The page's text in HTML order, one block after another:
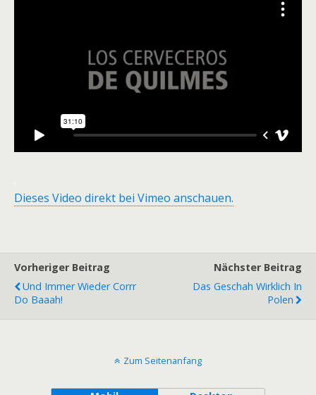
Dieses Video direkt bei Vimeo anschauen.
Vorheriger Beitrag
Und Immer Wieder Corrr
Do Baaah!
Nächster Beitrag
Das Geschah Wirklich In
Polen
Zum Seitenanfang